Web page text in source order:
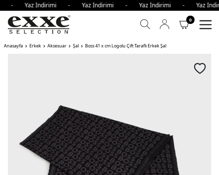
- Yaz İndirimi - Yaz İndirimi - Yaz İndirimi -
0
Anasayfa Erkek Aksesuar Şal Boss 41 x cm Logolu Çift Taraflı Erkek Şal